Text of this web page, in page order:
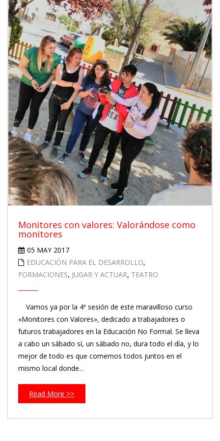
Monitores con valores: Valorándose como
monitores
05 MAY 2017
EDUCACIÓN PARA EL DESARROLLO,
FORMACIONES, JUGAR Y ACTUAR, TEATRO
Vamos ya por la 4ª sesión de este maravilloso curso
«Monitores con Valores», dedicado a trabajadores o
futuros trabajadores en la Educación No Formal. Se lleva
a cabo un sábado sí, un sábado no, dura todo el día, y lo
mejor de todo es que comemos todos juntos en el
mismo local donde...
Read More >>